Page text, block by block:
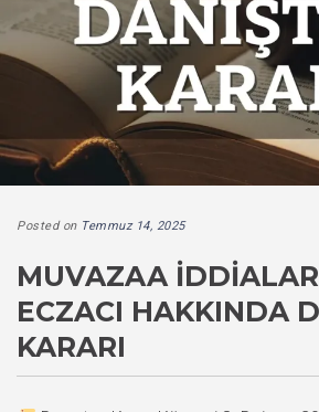
Posted on Temmuz 14, 2025
MUVAZAA
ECZACI HAKKINDA
KARARI